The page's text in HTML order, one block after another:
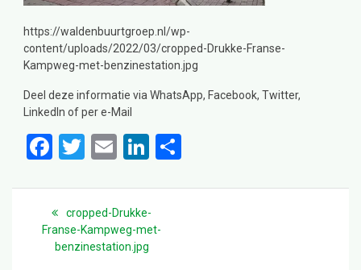
https://waldenbuurtgroep.nl/wp-
content/uploads/2022/03/cropped-Drukke-Franse-
Kampweg-met-benzinestation.jpg
Deel deze informatie via WhatsApp, Facebook, Twitter,
LinkedIn of per e-Mail
F
ce
b
o
T
tt
er
E
ail
Li
ke
dI
e
navigatiePrevious
post:
cropped-Drukke-
Franse-Kampweg-met-
benzinestation.jpg